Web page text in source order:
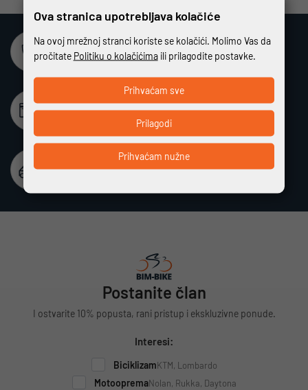
Sigurna online kupovina
Potpuno zaštićeno i sigurno plaćanje
Beskamatno plaćanje
Različiti način plaćanja na rate bez kamata
Postanite član
I ostvarite 10% popusta, rani pristup i ekskluzivne ponude.
Interesi:
BiciklizamKTM, Lombardo
MotoopremaNolan, Rukka, Daytona
Ova stranica upotrebljava kolačiće
Na ovoj mrežnoj stranci koriste se kolačići. Molimo Vas da
pročitate Politiku o kolačićimaili prilagodite postavke.
Prihvaćam nužne
Prilagodi
Prihvaćam sve